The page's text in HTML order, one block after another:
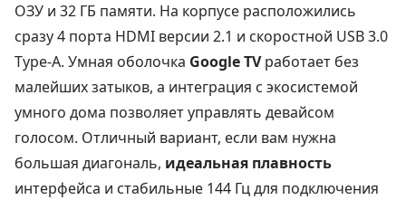
ОЗУ и 32 ГБ памяти. На корпусе расположились
сразу 4 порта HDMI версии 2.1 и скоростной USB 3.0
Type-A. Умная оболочка Google TVработает без
малейших затыков, а интеграция с экосистемой
умного дома позволяет управлять девайсом
голосом. Отличный вариант, если вам нужна
большая диагональ, идеальная плавность
интерфейса и стабильные 144 Гц для подключения